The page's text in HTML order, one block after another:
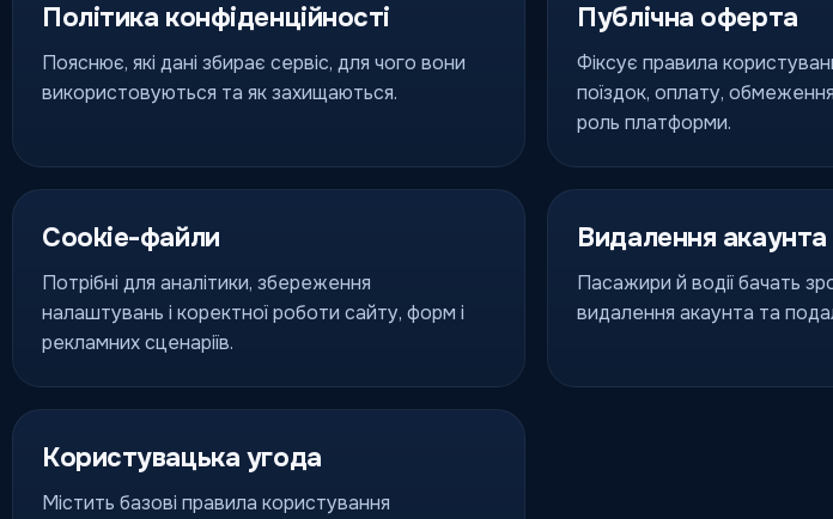
Політика конфіденційності
Пояснює, які дані збирає сервіс, для чого вони
використовуються та як захищаються.
Публічна оферта
Фіксує правила
поїздок, оплату, обмеження
роль платформи.
Cookie-файли
Потрібні для аналітики, збереження
налаштувань і коректної роботи сайту, форм і
рекламних сценаріїв.
Видалення акаунта
Пасажири й водії бачать
видалення акаунта та
Користувацька угода
Містить базові правила користування